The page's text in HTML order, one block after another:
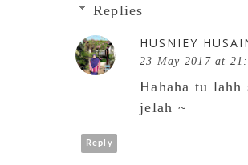
Replies
HUSNIEY
23 May 2017 at
Hahaha tu lahh
jelah ~
Reply